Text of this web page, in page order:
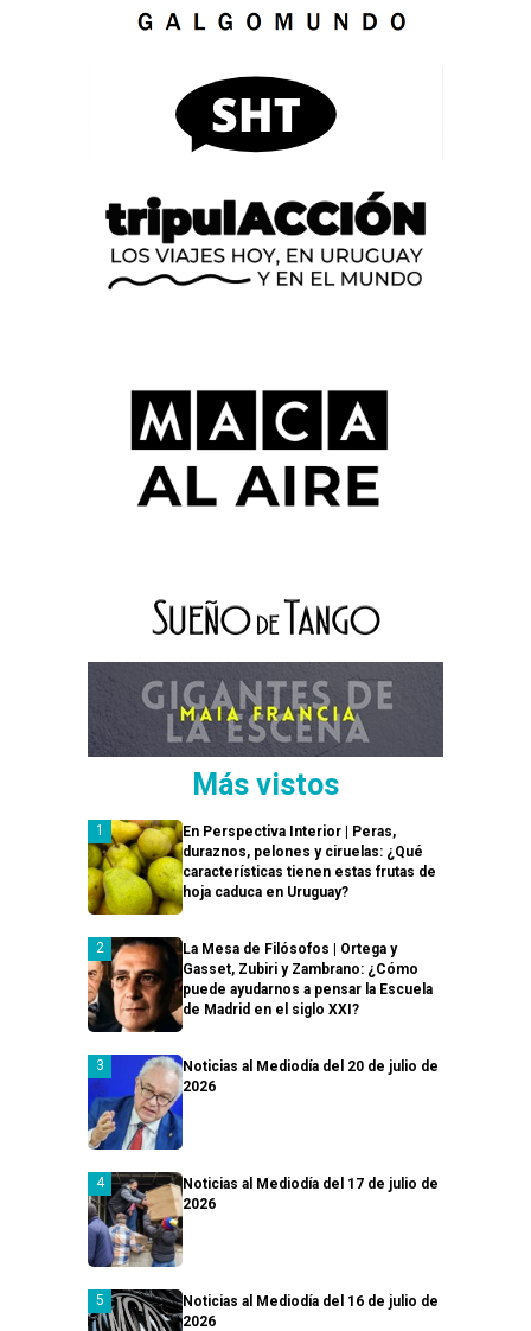
Más vistos
En Perspectiva Interior | Peras,
duraznos, pelones y ciruelas: ¿Qué
características tienen estas frutas de
hoja caduca en Uruguay?
La Mesa de Filósofos | Ortega y
Gasset, Zubiri y Zambrano: ¿Cómo
puede ayudarnos a pensar la Escuela
de Madrid en el siglo XXI?
Noticias al Mediodía del 20 de julio de
2026
Noticias al Mediodía del 17 de julio de
2026
Noticias al Mediodía del 16 de julio de
2026